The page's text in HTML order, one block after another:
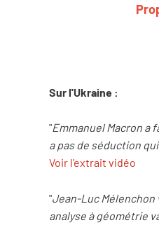
Sur l'Ukraine :
"Emmanuel Macron a
a pas de séduction
Voir l'extrait vidéo
"Jean-Luc Mélenchon
analyse à géométrie